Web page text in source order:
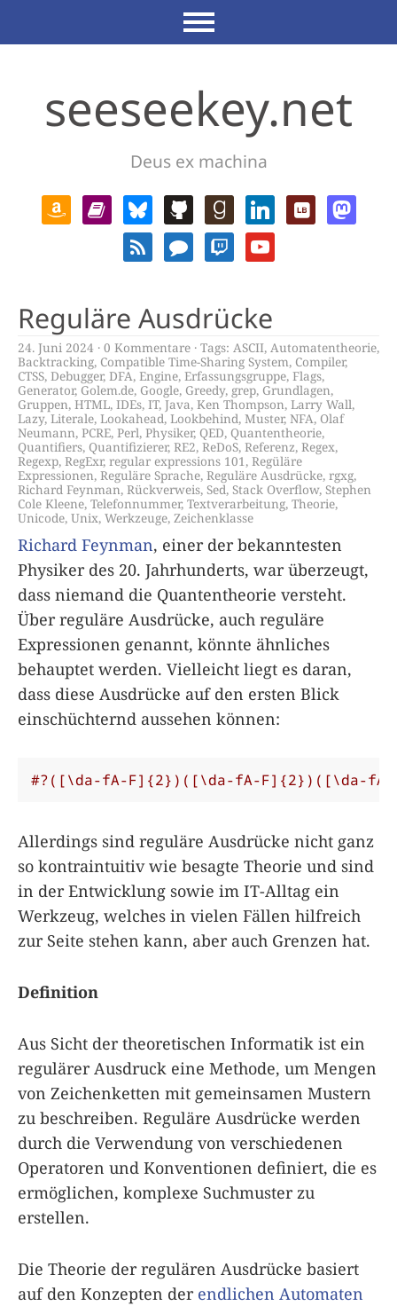
seeseekey.net
Deus ex machina
Reguläre Ausdrücke
24. Juni 2024 0 Kommentare Tags: ASCII, Automatentheorie,
Backtracking, Compatible Time-Sharing System, Compiler,
CTSS, Debugger, DFA, Engine, Erfassungsgruppe, Flags,
Generator, Golem.de, Google, Greedy, grep, Grundlagen,
Gruppen, HTML, IDEs, IT, Java, Ken Thompson, Larry Wall,
Lazy,Literale, Lookahead, Lookbehind, Muster, NFA, Olaf
Neumann, PCRE, Perl, Physiker, QED, Quantentheorie,
Quantifiers, Quantifizierer, RE2, ReDoS, Referenz, Regex,
Regexp, RegExr, regular expressions 101 , Regüläre
Expressionen, Reguläre Sprache, Reguläre Ausdrücke, rgxg,
Richard Feynman, Rückverweis, Sed, Stack Overflow, Stephen
Cole Kleene, Telefonnummer, Textverarbeitung, Theorie,
Unicode, Unix, Werkzeuge, Zeichenklasse
Richard Feynman, einer der bekanntesten
Physiker des 20. Jahrhunderts, war überzeugt,
dass niemand die Quantentheorie versteht.
Über reguläre Ausdrücke, auch reguläre
Expressionen genannt, könnte ähnliches
behauptet werden. Vielleicht liegt es daran,
dass diese Ausdrücke auf den ersten Blick
einschüchternd aussehen können:
#?([\da-fA-F]{2})([\da-fA-F]{2})([\da-
Allerdings sind reguläre Ausdrücke nicht ganz
so kontraintuitiv wie besagte Theorie und sind
in der Entwicklung sowie im IT-Alltag ein
Werkzeug, welches in vielen Fällen hilfreich
zur Seite stehen kann, aber auch Grenzen hat.
Definition
Aus Sicht der theoretischen Informatik ist ein
regulärer Ausdruck eine Methode, um Mengen
von Zeichenketten mit gemeinsamen Mustern
zu beschreiben. Reguläre Ausdrücke werden
durch die Verwendung von verschiedenen
Operatoren und Konventionen definiert, die es
ermöglichen, komplexe Suchmuster zu
erstellen.
Die Theorie der regulären Ausdrücke basiert
auf den Konzepten der endlichen Automaten